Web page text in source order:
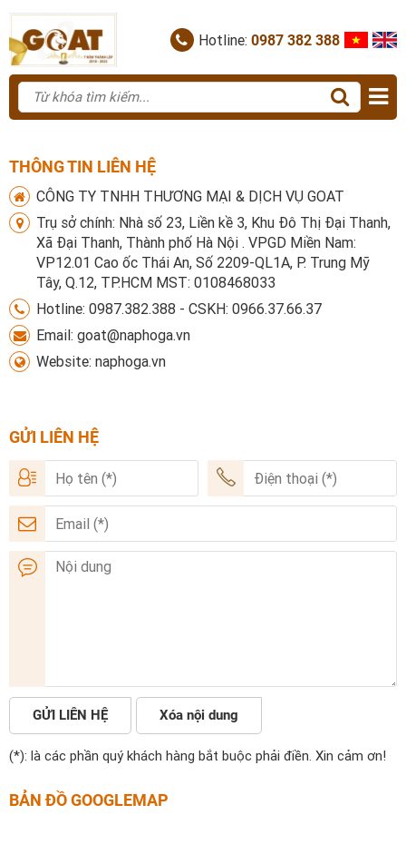
Hotline: 0987 382 388
THÔNG TIN LIÊN HỆ
CÔNG TY TNHH THƯƠNG MẠI & DỊCH VỤ GOAT
Trụ sở chính: Nhà số 23, Liền kề 3, Khu Đô Thị Đại Thanh,
Xã Đại Thanh, Thành phố Hà Nội . VPGD Miền Nam:
VP12.01 Cao ốc Thái An, Số 2209-QL1A, P. Trung Mỹ
Tây, Q.12, TP.HCM MST: 0108468033
Hotline: 0987.382.388 - CSKH: 0966.37.66.37
Email: goat@naphoga.vn
Website: naphoga.vn
GỬI LIÊN HỆ
GỬI LIÊN HỆ Xóa nội dung
(*): là các phần quý khách hàng bắt buộc phải điền. Xin cảm ơn!
BẢN ĐỒ GOOGLEMAP